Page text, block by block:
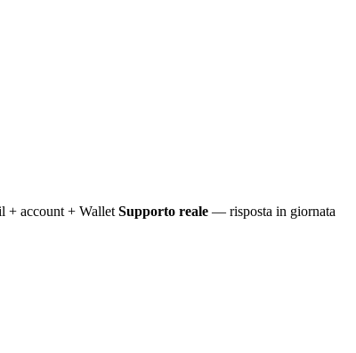
+ account + Wallet Supporto reale — risposta in giornata